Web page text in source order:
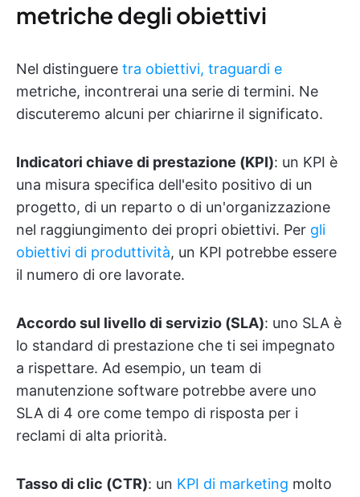
metriche degli obiettivi
Nel distinguere tra obiettivi, traguardi e
metriche, incontrerai una serie di termini. Ne
discuteremo alcuni per chiarirne il significato.
Indicatori chiave di prestazione (KPI): un KPI è
una misura specifica dell'esito positivo di un
progetto, di un reparto o di un'organizzazione
nel raggiungimento dei propri obiettivi. Per gli
obiettivi di produttività, un KPI potrebbe essere
il numero di ore lavorate.
Accordo sul livello di servizio (SLA): uno SLA è
lo standard di prestazione che ti sei impegnato
a rispettare. Ad esempio, un team di
manutenzione software potrebbe avere uno
SLA di 4 ore come tempo di risposta per i
reclami di alta priorità.
Tasso di clic (CTR): un KPI di marketing molto